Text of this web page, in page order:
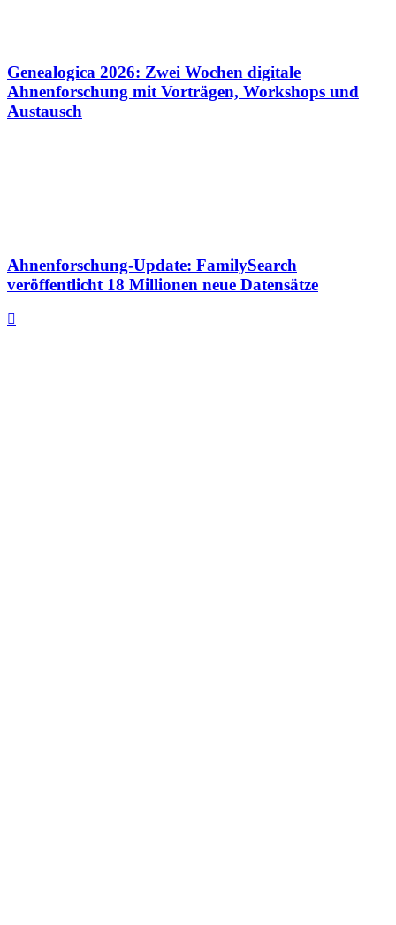
Genealogica 2026: Zwei Wochen digitale
Ahnenforschung mit Vorträgen, Workshops und
Austausch
Ahnenforschung-Update: FamilySearch
veröffentlicht 18 Millionen neue Datensätze